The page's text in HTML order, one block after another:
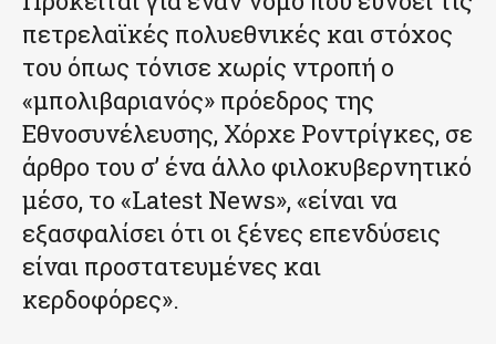
πετρελαϊκές πολυεθνικές και στόχος
του όπως τόνισε χωρίς ντροπή ο
«μπολιβαριανός» πρόεδρος της
Εθνοσυνέλευσης, Χόρχε Ροντρίγκες, σε
άρθρο του σ’ ένα άλλο φιλοκυβερνητικό
μέσο, το «Latest News», «είναι να
εξασφαλίσει ότι οι ξένες επενδύσεις
είναι προστατευμένες και
κερδοφόρες».